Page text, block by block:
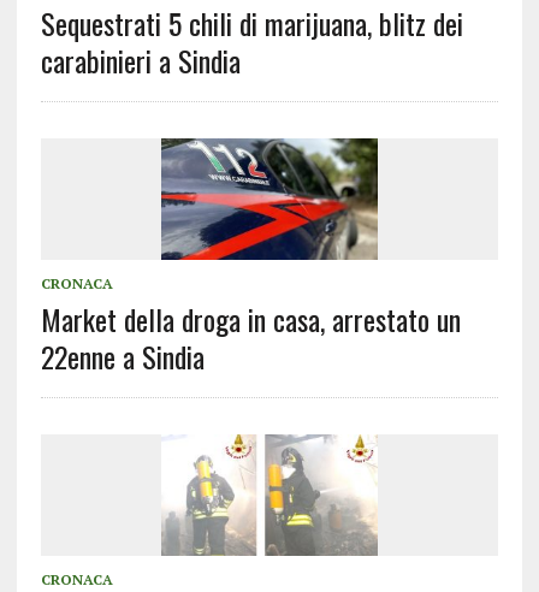
Sequestrati 5 chili di marijuana, blitz dei
carabinieri a Sindia
CRONACA
Market della droga in casa, arrestato un
22enne a Sindia
CRONACA